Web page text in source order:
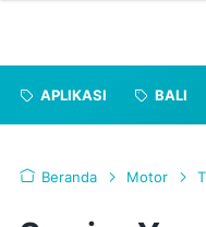
APLIKASI BALI
Beranda Motor